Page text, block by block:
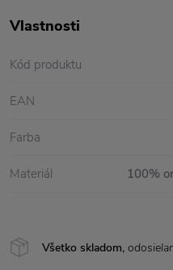
Všetko skladom,
Vlastnosti
Kód produktu
EAN
Farba
Materiál 100%